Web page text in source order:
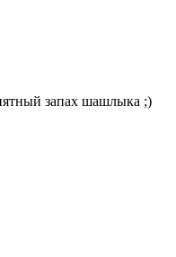
запах шашлыка ;)